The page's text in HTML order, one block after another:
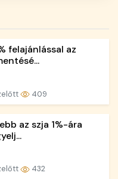
felajánlással az
409
az szja 1%-ára
432